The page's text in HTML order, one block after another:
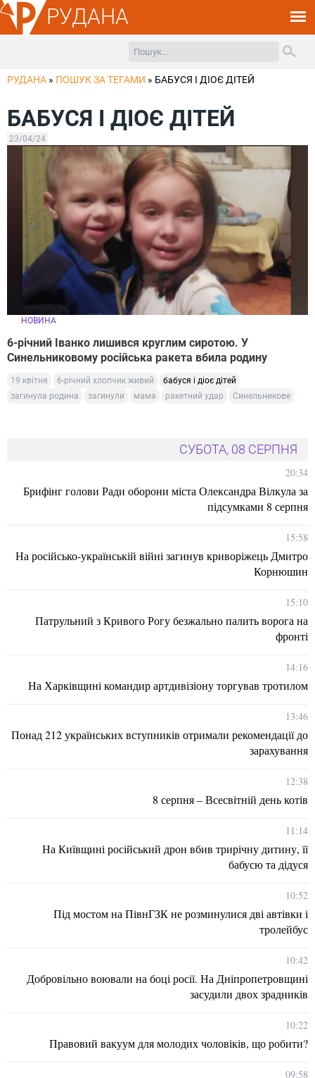
РУДАНА
РУДАНА » ПОШУК ЗА ТЕГАМИ » БАБУСЯ І ДІОЄ ДІТЕЙ
БАБУСЯ І ДІОЄ ДІТЕЙ
23/04/24
НОВИНА
6-річний Іванко лишився круглим сиротою. У
Синельниковому російська ракета вбила родину
19 квітня 6-річний хлопчик живий
бабуся і діоє дітей
загинула родина
загинули мама ракетний удар Синельникове
СУБОТА, 08 СЕРПНЯ
20:34
Брифінг голови Ради оборони міста Олександра Вілкула за
підсумками 8 серпня
15:58
На російсько-українській війні загинув криворіжець Дмитро
Корнюшин
15:10
Патрульний з Кривого Рогу безжально палить ворога на
фронті
14:16
На Харківщині командир артдивізіону торгував тротилом
13:46
Понад 212 українських вступників отримали рекомендації до
зарахування
12:38
8 серпня – Всесвітній день котів
11:14
На Київщині російський дрон вбив трирічну дитину, її
бабусю та дідуся
10:52
Під мостом на ПівнГЗК не розминулися дві автівки і
тролейбус
10:42
Добровільно воювали на боці росії. На Дніпропетровщині
засудили двох зрадників
10:22
Правовий вакуум для молодих чоловіків, що робити?
09:58